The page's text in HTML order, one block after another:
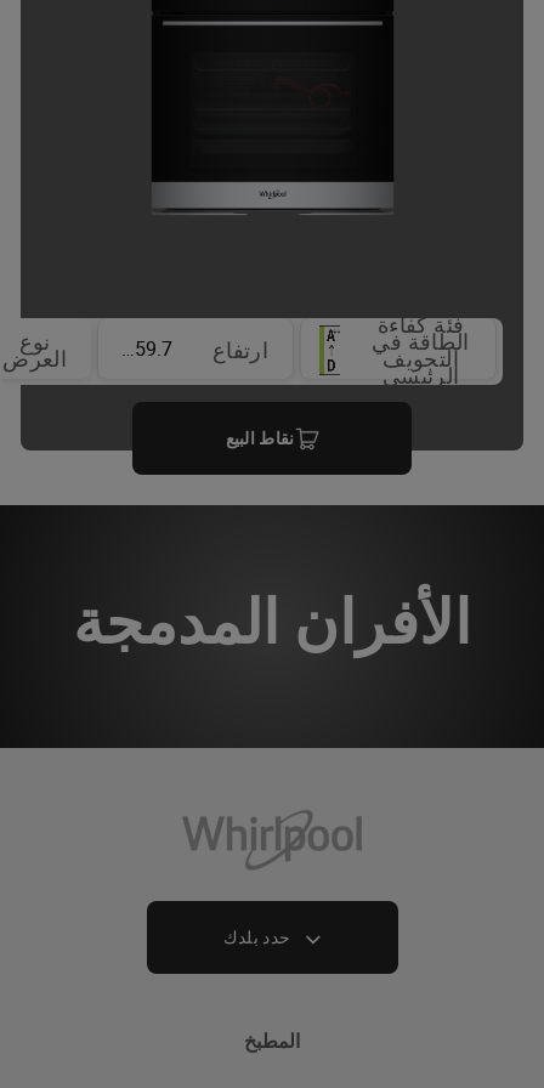
فئة كفاءة
الطاقة في
التجويف
الرئيسي
ارتفاع 59.7 cm نوع
العرض
نقاط البيع
الأفران المدمجة
حدد بلدك
المطبخ